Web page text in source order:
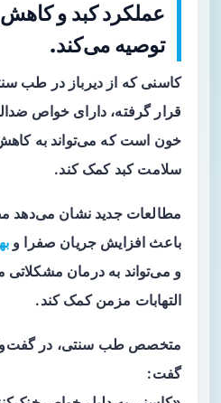
عملکرد کبد و کاهش
توصیه می‌کند.
کاسنی که از دیرباز در طب
قرار گرفته، دارای خواص
خون است که می‌تواند به
سلامت کبد کمک کند.
مطالعات جدید نشان
باعث افزایش جریان صفرا و
و می‌تواند به درمان
التهابات مزمن کمک کند.
متخصص طب سنتی، در
گفت: